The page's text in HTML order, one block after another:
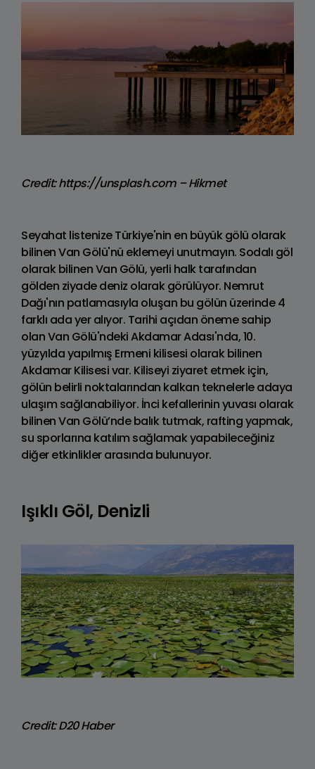
Credit: https://unsplash.com – Hikmet
Seyahat listenize Türkiye'nin en büyük gölü olarak
bilinen Van Gölü'nü eklemeyi unutmayın. Sodalı göl
olarak bilinen Van Gölü, yerli halk tarafından
gölden ziyade deniz olarak görülüyor. Nemrut
Dağı'nın patlamasıyla oluşan bu gölün üzerinde 4
farklı ada yer alıyor. Tarihi açıdan öneme sahip
olan Van Gölü'ndeki Akdamar Adası'nda, 10.
yüzyılda yapılmış Ermeni kilisesi olarak bilinen
Akdamar Kilisesi var. Kiliseyi ziyaret etmek için,
gölün belirli noktalarından kalkan teknelerle adaya
ulaşım sağlanabiliyor. İnci kefallerinin yuvası olarak
bilinen Van Gölü’nde balık tutmak, rafting yapmak,
su sporlarına katılım sağlamak yapabileceğiniz
diğer etkinlikler arasında bulunuyor.
Işıklı Göl, Denizli
Credit: D20 Haber